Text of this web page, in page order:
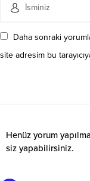
Daha sonraki
site adresim bu
Henüz yorum
siz yapabilirsiniz.